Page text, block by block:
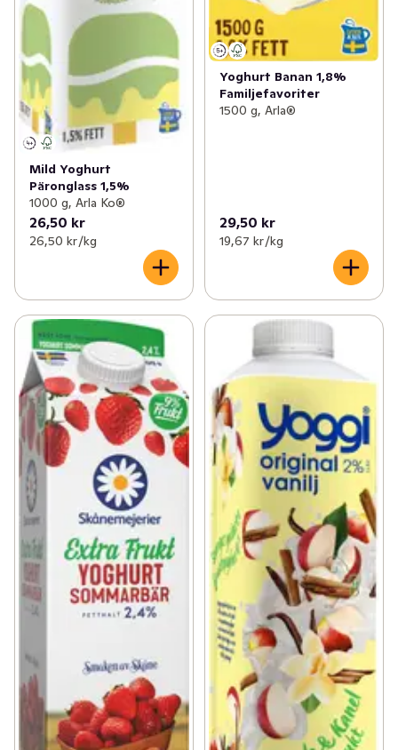
Mild Yoghurt
Päronglass 1,5%
1000 g, Arla Ko®
26,50 kr
26,50 kr /kg
Yoghurt Banan 1,8%
Familjefavoriter
1500 g, Arla®
29,50 kr
19,67 kr /kg